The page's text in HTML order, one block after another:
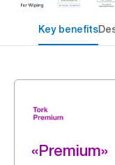
Key benefits
«Premium»